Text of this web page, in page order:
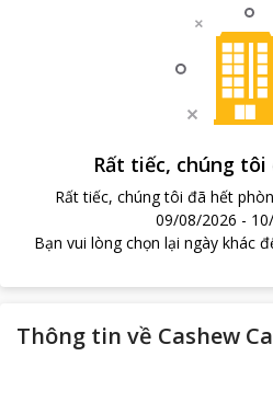
Rất tiếc, chúng
Rất tiếc, chúng tôi đã hết
09/08/2026 -
Bạn vui lòng chọn lại ngày khác
Thông tin về Cashew